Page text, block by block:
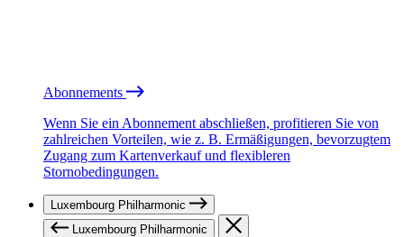
Abonnements
Wenn Sie ein Abonnement abschließen, profitieren Sie von
zahlreichen Vorteilen, wie z. B. Ermäßigungen, bevorzugtem
Zugang zum Kartenverkauf und flexibleren
Stornobedingungen.
Luxembourg Philharmonic
Luxembourg Philharmonic